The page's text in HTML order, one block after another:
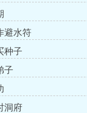
避水符
种子
子
洞府